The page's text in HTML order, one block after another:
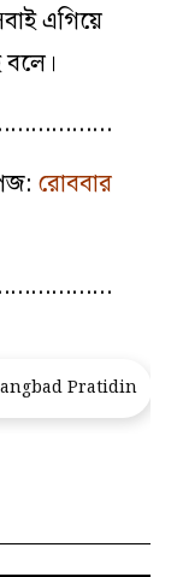
এগিয়ে
রোববার
Pratidin